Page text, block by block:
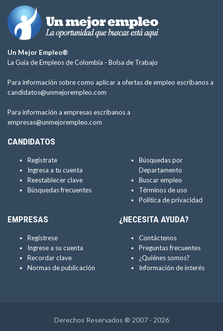
Un Mejor Empleo®
La Guía de Empleos de Colombia - Bolsa de Trabajo
Para información sobre como aplicar a ofertas de empleo escríbanos a
candidatos@unmejorempleo.com
Para información a empresas escríbanos a
empresas@unmejorempleo.com
CANDIDATOS
Regístrate
Ingresa a tu cuenta
Reestablecer clave
Búsquedas frecuentes
Búsquedas por
Departamento
Buscar empleo
Términos de uso
Política de privacidad
EMPRESAS
Regístrese
Ingrese a su cuenta
Recordar clave
Normas de publicación
¿NECESITA AYUDA?
Contáctenos
Preguntas frecuentes
¿Quiénes somos?
Información de interés
Derechos Reservados ® 2007 - 2026